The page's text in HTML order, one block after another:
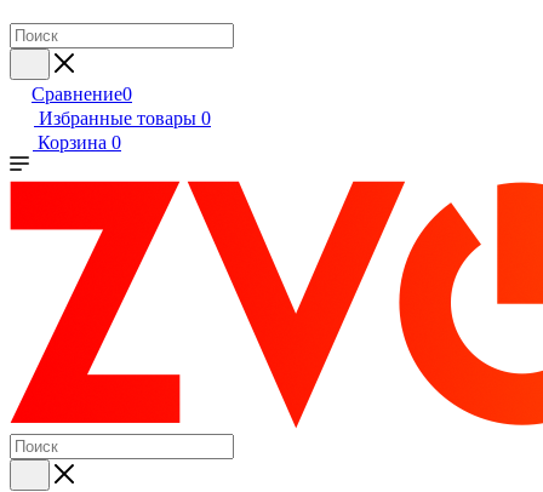
Сравнение0
Избранные товары 0
Корзина 0